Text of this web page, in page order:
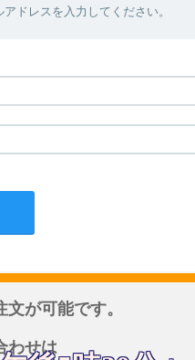
ドレスを入力してください。
が可能です。
わせは